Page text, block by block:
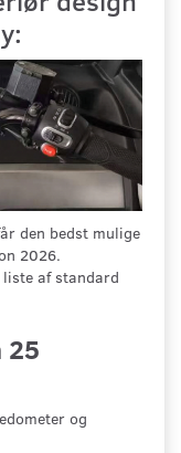
den bedst mulige
2026.
af standard
25
og